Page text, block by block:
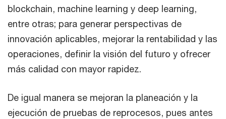
blockchain, machine learning y deep learning,
entre otras; para generar perspectivas de
innovación aplicables, mejorar la rentabilidad y las
operaciones, definir la visión del futuro y ofrecer
más calidad con mayor rapidez.
De igual manera se mejoran la planeación y la
ejecución de pruebas de reprocesos, pues antes